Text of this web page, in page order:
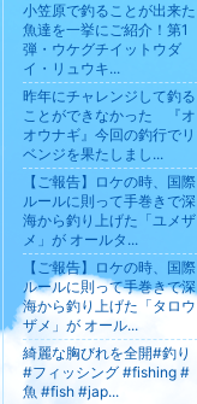
小笠原で釣ることが出来た
魚達を一挙にご紹介！第1
弾・ウケグチイットウダ
イ・リュウキ...
昨年にチャレンジして釣る
ことができなかった 『オ
オウナギ』今回の釣行でリ
ベンジを果たしまし...
【ご報告】ロケの時、国際
ルールに則って手巻きで深
海から釣り上げた「ユメザ
メ」が オールタ...
【ご報告】ロケの時、国際
ルールに則って手巻きで深
海から釣り上げた「タロウ
ザメ」が オール...
綺麗な胸びれを全開#釣り
#フィッシング #fishing #
魚 #fish #jap...